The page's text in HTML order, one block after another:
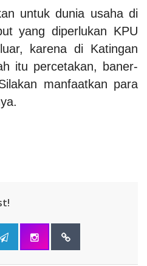
untuk dunia usaha di
yang diperlukan KPU
karena di Katingan
itu percetakan, baner-
manfaatkan para